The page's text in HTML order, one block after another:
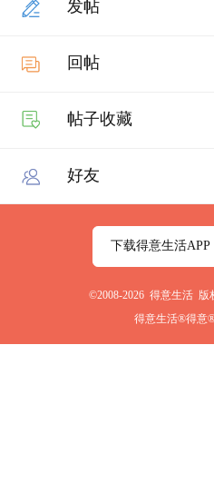
发帖
回帖
帖子收藏
好友
下载得意生活APP
©2008-2026 得意生活 版
得意生活®得意